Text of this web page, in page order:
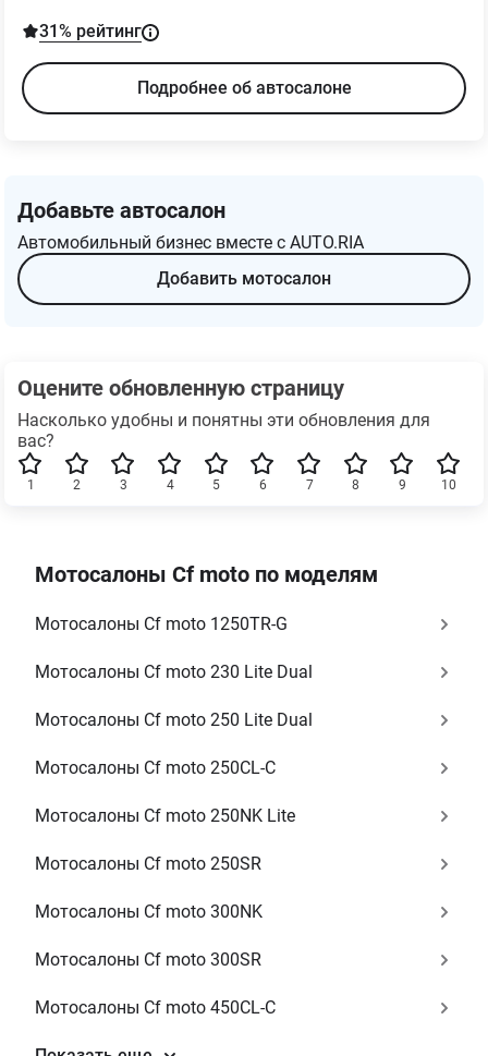
31% рейтинг
Подробнее об автосалоне
Добавьте автосалон
Автомобильный бизнес вместе с AUTO.RIA
Добавить мотосалон
Оцените обновленную страницу
Насколько удобны и понятны эти обновления для
вас?
10
9
8
7
6
5
4
3
2
1
Мотосалоны Cf moto по моделям
Мотосалоны Cf moto 1250TR-G
Мотосалоны Cf moto 230 Lite Dual
Мотосалоны Cf moto 250 Lite Dual
Мотосалоны Cf moto 250CL-C
Мотосалоны Cf moto 250NK Lite
Мотосалоны Cf moto 250SR
Мотосалоны Cf moto 300NK
Мотосалоны Cf moto 300SR
Мотосалоны Cf moto 450CL-C